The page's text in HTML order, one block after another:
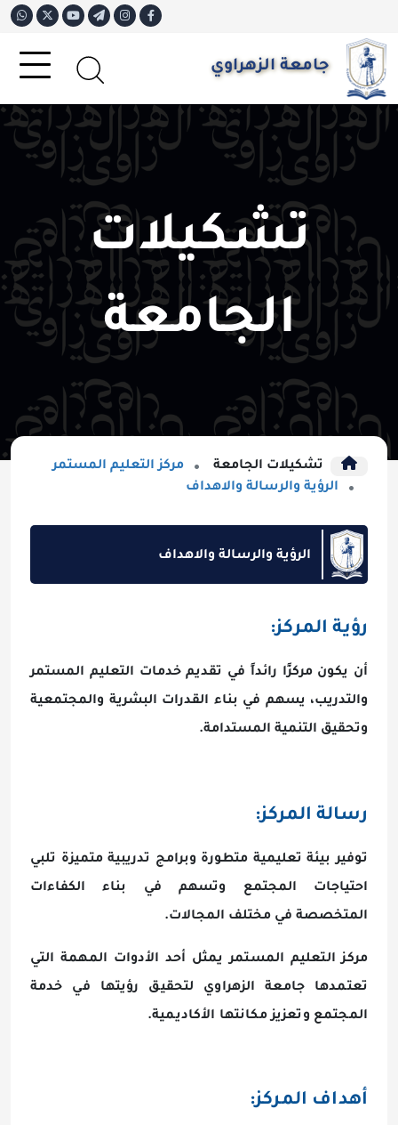
جامعة الزهراوي
تشكيلات
الجامعة
تشكيلات الجامعة
مركز التعليم المستمر
الرؤية والرسالة والاهداف
الرؤية والرسالة والاهداف
رؤية المركز:
أن يكون مركزًا رائداً في تقديم خدمات التعليم المستمر
والتدريب، يسهم في بناء القدرات البشرية والمجتمعية
وتحقيق التنمية المستدامة.
رسالة المركز:
توفير بيئة تعليمية متطورة وبرامج تدريبية متميزة تلبي
احتياجات المجتمع وتسهم في بناء الكفاءات
المتخصصة في مختلف المجالات.
مركز التعليم المستمر يمثل أحد الأدوات المهمة التي
تعتمدها جامعة الزهراوي لتحقيق رؤيتها في خدمة
المجتمع وتعزيز مكانتها الأكاديمية.
أهداف المركز: